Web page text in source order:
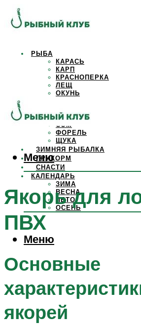
РЫБА
КАРАСЬ
КАРП
КРАСНОПЕРКА
ЛЕЩ
ОКУНЬ
САЗАН
СОМ
ФОРЕЛЬ
ЩУКА
ЗИМНЯЯ РЫБАЛКА
ПРИКОРМ
СНАСТИ
КАЛЕНДАРЬ
ЗИМА
ВЕСНА
ЛЕТО
ОСЕНЬ
Меню
Меню
Якорь для
ПВХ
Основные
якорей